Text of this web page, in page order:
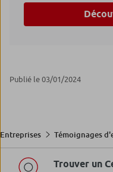
Publié le 03/01/2024
Entreprises Témoignages
Trouver un